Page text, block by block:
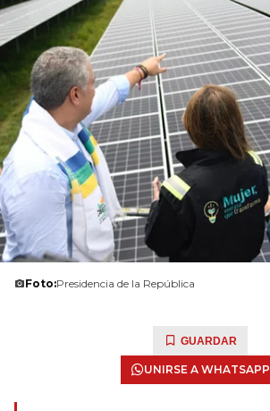
Foto:Presidencia de la República
GUARDAR
UNIRSE A WHATSAPP